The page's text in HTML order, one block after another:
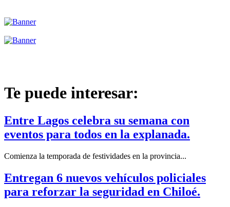
Te puede interesar:
Entre Lagos celebra su semana con
eventos para todos en la explanada.
Comienza la temporada de festividades en la provincia...
Entregan 6 nuevos vehículos policiales
para reforzar la seguridad en Chiloé.